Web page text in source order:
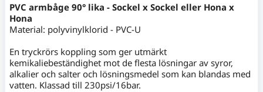
PVC armbåge 90° lika - Sockel x Sockel eller Hona x
Hona
Material: polyvinylklorid - PVC-U
En tryckrörs koppling som ger utmärkt
kemikaliebeständighet mot de flesta lösningar av syror,
alkalier och salter och lösningsmedel som kan blandas med
vatten. Klassad till 230psi/16bar.